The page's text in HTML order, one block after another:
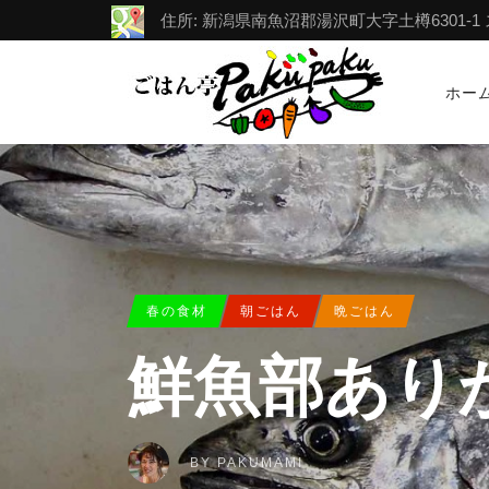
住所: 新潟県南魚沼郡湯沢町大字土樽6301-
ホー
春の食材 朝ごはん 晩ごはん
鮮魚部あり
BYPAKUMAMI